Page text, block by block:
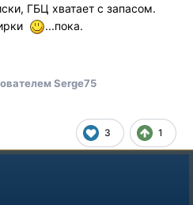
ГБЦ хватает с запасом.
...пока.
Serge75
3 1